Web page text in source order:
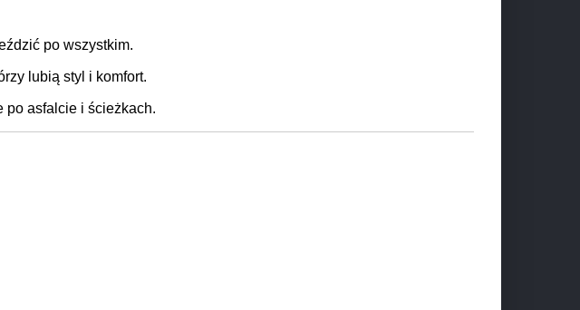
po wszystkim.
lubią styl i komfort.
po asfalcie i ścieżkach.